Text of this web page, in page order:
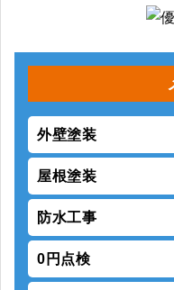
外壁塗装
屋根塗装
防水工事
0円点検